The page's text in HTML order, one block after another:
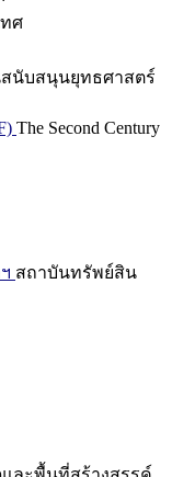
ศ
นับสนุนยุทธศาสตร์
The Second Century
สถาบันทรัพย์สิน